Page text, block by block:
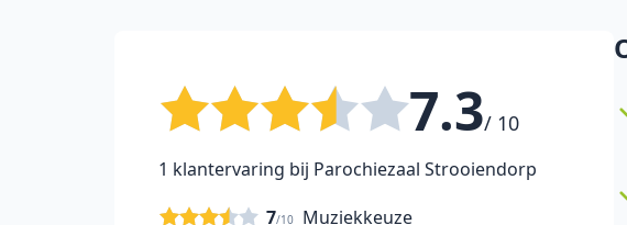
7.3/ 10
1 klantervaring bij Parochiezaal Strooiendorp
Muziekkeuze
7/10